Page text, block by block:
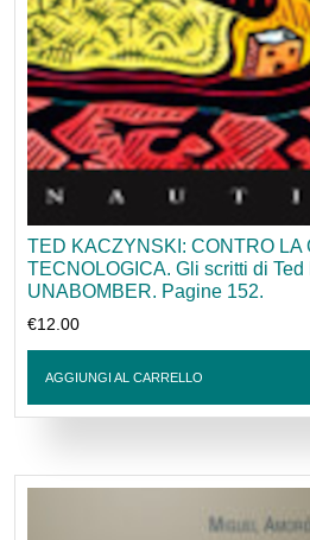
TED KACZYNSKI: CONTRO LA
TECNOLOGICA. Gli scritti di
UNABOMBER. Pagine 152.
€12.00
AGGIUNGI AL CARRELLO